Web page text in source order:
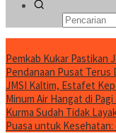
Pemkab Kukar Pastikan
Pendanaan Pusat Terus
JMSI Kaltim, Estafet
Minum Air Hangat di
Kurma Sudah Tidak
Puasa untuk